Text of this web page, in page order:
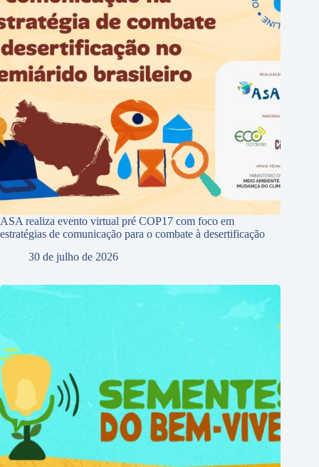
ASA realiza evento virtual pré COP17 com foco em
estratégias de comunicação para o combate à desertificação
30 de julho de 2026